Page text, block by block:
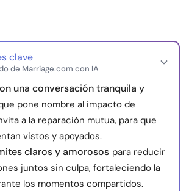
Todos los derechos reservados.
clave
de Marriage.com con IA
una conversación tranquila y
pone nombre al impacto de
a la reparación mutua, para que
vistos y apoyados.
claros y amorosos para reducir
juntos sin culpa, fortaleciendo la
los momentos compartidos.